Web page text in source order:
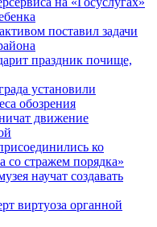
поставил задачи
праздник почище,
установили
обозрения
движение
ко
со стражем порядка»
научат создавать
виртуоза органной